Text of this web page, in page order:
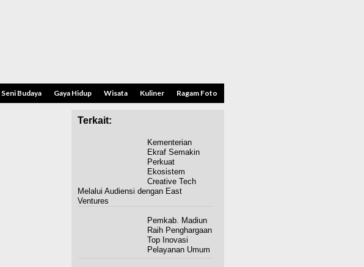
Seni Budaya Gaya Hidup Wisata Kuliner Ragam Foto
Terkait:
Kementerian
Ekraf Semakin
Perkuat
Ekosistem
Creative Tech
Melalui Audiensi dengan East
Ventures
Pemkab. Madiun
Raih Penghargaan
Top Inovasi
Pelayanan Umum